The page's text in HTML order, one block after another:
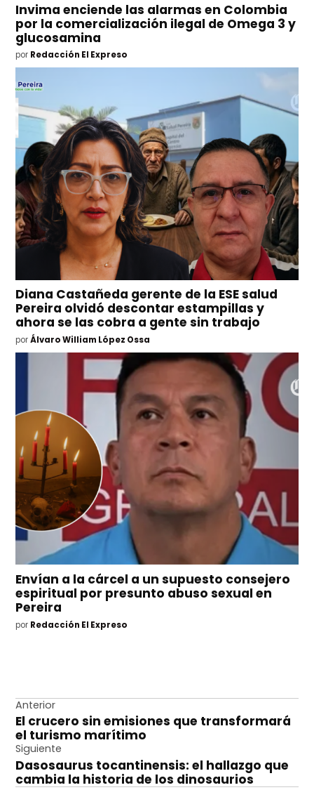
Invima enciende las alarmas en Colombia
por la comercialización ilegal de Omega 3 y
glucosamina
por Redacción El Expreso
Diana Castañeda gerente de la ESE salud
Pereira olvidó descontar estampillas y
ahora se las cobra a gente sin trabajo
por Álvaro William López Ossa
Envían a la cárcel a un supuesto consejero
espiritual por presunto abuso sexual en
Pereira
por Redacción El Expreso
Navegación
de
entradas
Anterior
El crucero sin emisiones que transformará
el turismo marítimo
Siguiente
Dasosaurus tocantinensis: el hallazgo que
cambia la historia de los dinosaurios